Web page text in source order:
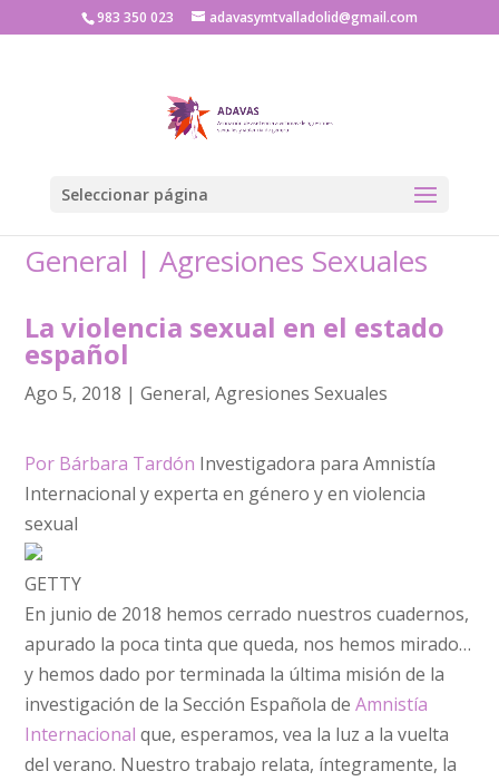
983 350 023 adavasymtvalladolid@gmail.com
Seleccionar página
General |Agresiones Sexuales
La violencia sexual en el estado
español
Ago 5, 2018 |General,Agresiones Sexuales
Por Bárbara Tardón Investigadora para Amnistía
Internacional y experta en género y en violencia
sexual
GETTY
En junio de 2018 hemos cerrado nuestros cuadernos,
apurado la poca tinta que queda, nos hemos mirado…
y hemos dado por terminada la última misión de la
investigación de la Sección Española deAmnistía
Internacional que, esperamos, vea la luz a la vuelta
del verano. Nuestro trabajo relata, íntegramente, la